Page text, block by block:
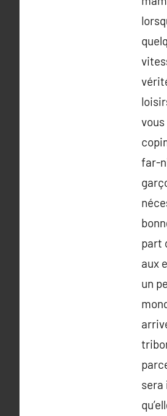
far-
part
aux
un
sera